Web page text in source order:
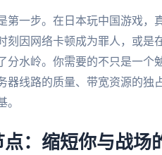
第一步。在日本玩中国游戏
刻因网络卡顿成为罪人，或
分水岭。你需要的不只是一
器线路的质量、带宽资源的
。
：缩短你与战场